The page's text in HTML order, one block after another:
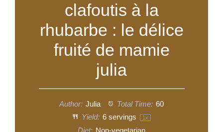
clafoutis à la
rhubarbe : le délice
fruité de mamie
julia
Author: Julia Total Time: 60
Yield: 6servings 1 x